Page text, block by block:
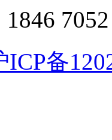
7052
ICP备